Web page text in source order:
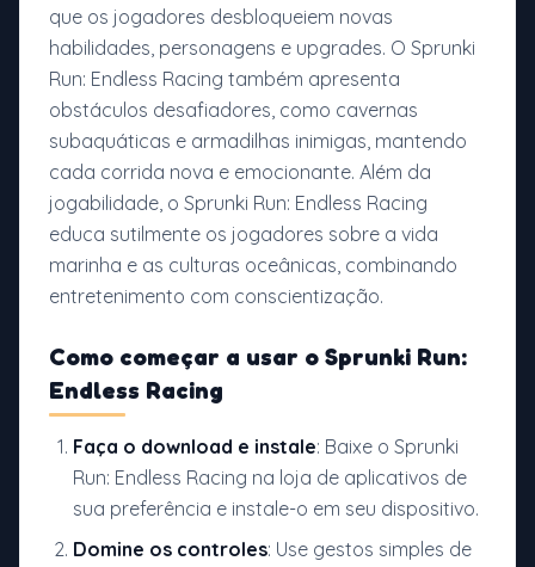
que os jogadores desbloqueiem novas
habilidades, personagens e upgrades. O Sprunki
Run: Endless Racing também apresenta
obstáculos desafiadores, como cavernas
subaquáticas e armadilhas inimigas, mantendo
cada corrida nova e emocionante. Além da
jogabilidade, o Sprunki Run: Endless Racing
educa sutilmente os jogadores sobre a vida
marinha e as culturas oceânicas, combinando
entretenimento com conscientização.
Como começar a usar o Sprunki Run:
Endless Racing
Faça o download e instale: Baixe o Sprunki
Run: Endless Racing na loja de aplicativos de
sua preferência e instale-o em seu dispositivo.
Domine os controles: Use gestos simples de